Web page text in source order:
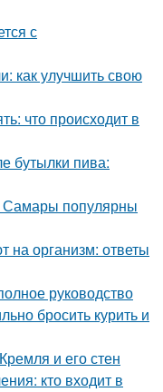
с
как улучшить свою
что происходит в
бутылки пива:
Самары популярны
на организм: ответы
руководство
бросить курить и
и его стен
кто входит в